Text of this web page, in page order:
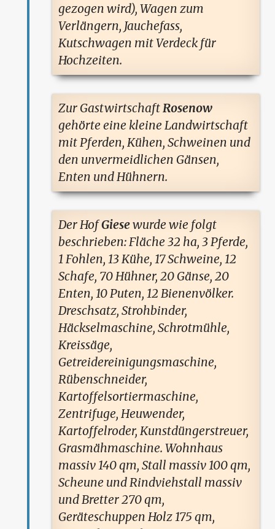
gezogen wird), Wagen zum
Verlängern, Jauchefass,
Kutschwagen mit Verdeck für
Hochzeiten.
Zur GastwirtschaftRosenow
gehörte eine kleine Landwirtschaft
mit Pferden, Kühen, Schweinen und
den unvermeidlichen Gänsen,
Enten und Hühnern.
Der HofGiesewurde wie folgt
beschrieben: Fläche 32 ha, 3 Pferde,
1 Fohlen, 13 Kühe, 17 Schweine, 12
Schafe, 70 Hühner, 20 Gänse, 20
Enten, 10 Puten, 12 Bienenvölker.
Dreschsatz, Strohbinder,
Häckselmaschine, Schrotmühle,
Kreissäge,
Getreidereinigungsmaschine,
Rübenschneider,
Kartoffelsortiermaschine,
Zentrifuge, Heuwender,
Kartoffelroder, Kunstdüngerstreuer,
Grasmähmaschine. Wohnhaus
massiv 140 qm, Stall massiv 100 qm,
Scheune und Rindviehstall massiv
und Bretter 270 qm,
Geräteschuppen Holz 175 qm,